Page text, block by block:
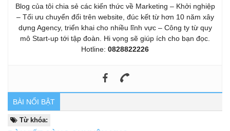
Blog của tôi chia sẻ các kiến thức về Marketing – Khởi nghiệp
– Tối ưu chuyển đổi trên website, đúc kết từ hơn 10 năm xây
dựng Agency, triển khai cho nhiều lĩnh vực – Công ty từ quy
mô Start-up tới tập đoàn. Hi vọng sẽ giúp ích cho bạn đọc.
Hotline: 0828822226
BÀI NỔI BẬT
Từ khóa: